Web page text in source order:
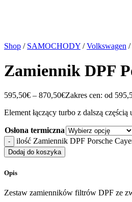
Shop / SAMOCHODY / Volkswagen /
Zamiennik DPF
595,50€ – 870,50€Zakres cen: od
Element łączący turbo z dalszą
Osłona termiczna
ilość Zamiennik DPF Porsche
Dodaj do koszyka
Opis
Zestaw zamienników filtrów DPF ze